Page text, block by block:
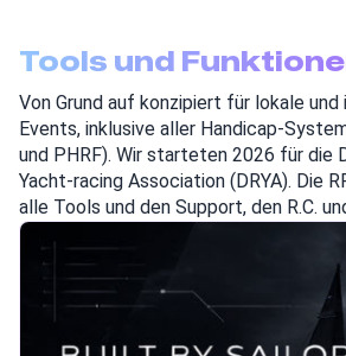
Tools und
Von Grund auf konzipiert für lokale
Events, inklusive aller Handicap-
und PHRF). Wir starteten 2026 für die
Yacht-racing Association (DRYA). Die
alle Tools und den Support, den R.C.